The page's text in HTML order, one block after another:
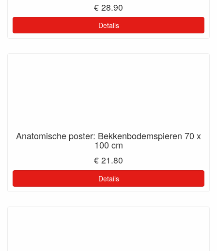
€ 28.90
Details
Anatomische poster: Bekkenbodemspieren 70 x
100 cm
€ 21.80
Details